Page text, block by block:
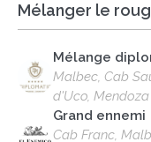
Mélanger le
Mélange
Malbec, Cab
d'Uco, Mendoza
Grand ennemi
Cab Franc,